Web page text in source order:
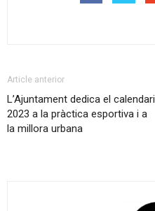
Article anterior
L’Ajuntament dedica el calendari
2023 a la pràctica esportiva i a
la millora urbana